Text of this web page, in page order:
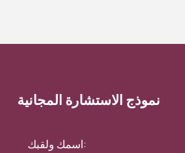
نموذج الاستشارة المجانية